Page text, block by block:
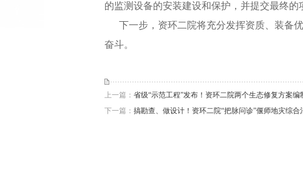
的监测设备的安装建设和保护，并提交最终的
下一步，资环二院将充分发挥资质、装备
奋斗。
上一篇： 省级“示范工程”发布！资环二院两个生态修复方案编
下一篇： 搞勘查、做设计！资环二院“把脉问诊”偃师地灾综合